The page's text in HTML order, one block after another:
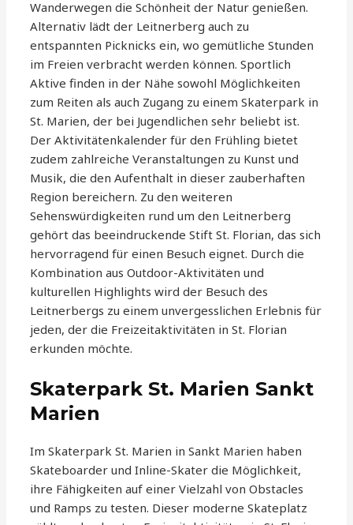
Wanderwegen die Schönheit der Natur genießen.
Alternativ lädt der Leitnerberg auch zu
entspannten Picknicks ein, wo gemütliche Stunden
im Freien verbracht werden können. Sportlich
Aktive finden in der Nähe sowohl Möglichkeiten
zum Reiten als auch Zugang zu einem Skaterpark in
St. Marien, der bei Jugendlichen sehr beliebt ist.
Der Aktivitätenkalender für den Frühling bietet
zudem zahlreiche Veranstaltungen zu Kunst und
Musik, die den Aufenthalt in dieser zauberhaften
Region bereichern. Zu den weiteren
Sehenswürdigkeiten rund um den Leitnerberg
gehört das beeindruckende Stift St. Florian, das sich
hervorragend für einen Besuch eignet. Durch die
Kombination aus Outdoor-Aktivitäten und
kulturellen Highlights wird der Besuch des
Leitnerbergs zu einem unvergesslichen Erlebnis für
jeden, der die Freizeitaktivitäten in St. Florian
erkunden möchte.
Skaterpark St. Marien Sankt
Marien
Im Skaterpark St. Marien in Sankt Marien haben
Skateboarder und Inline-Skater die Möglichkeit,
ihre Fähigkeiten auf einer Vielzahl von Obstacles
und Ramps zu testen. Dieser moderne Skateplatz